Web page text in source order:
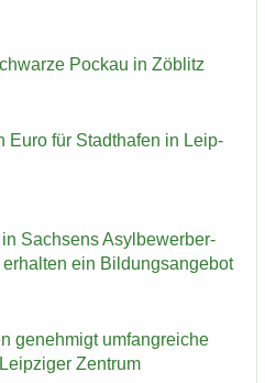
Po­ckau in Zö­blitz
Euro für Stadt­ha­fen in Leip­
Sach­sens Asylbewerber-​
ein Bil­dungs­an­ge­bot
ge­neh­migt um­fang­rei­che
Zen­trum